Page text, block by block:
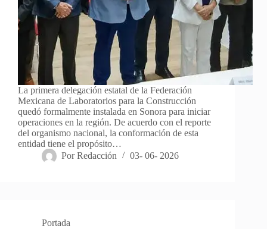
La primera delegación estatal de la Federación
Mexicana de Laboratorios para la Construcción
quedó formalmente instalada en Sonora para iniciar
operaciones en la región. De acuerdo con el reporte
del organismo nacional, la conformación de esta
entidad tiene el propósito…
Por Redacción 03- 06- 2026
Portada